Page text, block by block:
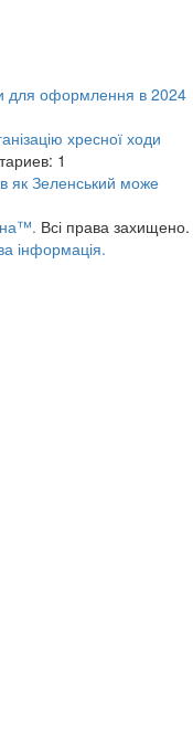
для оформлення в 2024
хресної ходи
1
як Зеленський може
Всі права захищено.
інформація.